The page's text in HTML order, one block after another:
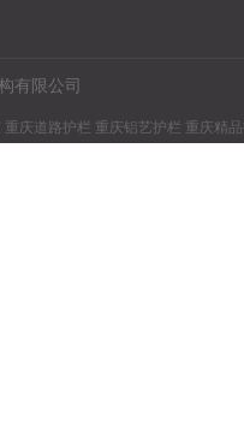
有限公司
庆道路护栏 重庆铝艺护栏 重庆精